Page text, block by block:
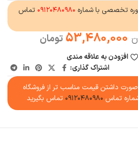
تخصصی با شماره ۰۹۱۲۰۴۸۰۹۸۰ تماس
53,480,000 تومان
افزودن به علاقه مندی
اشتراک گذاری:
داشتن قیمت مناسب تر از فروشگاه
تماس ۰۹۱۲۰۴۸۰۹۸۰ تماس بگیرید